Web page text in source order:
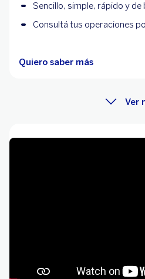
Sencillo, simple, rápido y de
Consultá tus operaciones
Quiero saber más
Ver